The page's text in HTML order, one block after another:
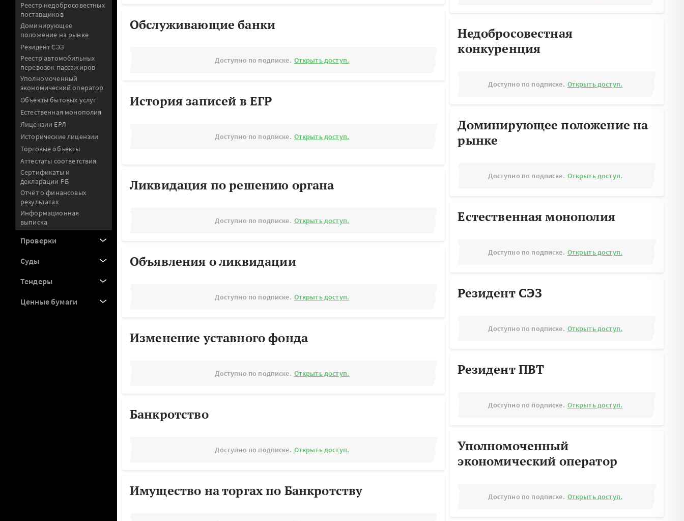
Реестр недобросовестных
поставщиков
Доминирующее
положение на рынке
Резидент СЭЗ
Реестр автомобильных
перевозок пассажиров
Уполномоченный
экономический оператор
Объекты бытовых услуг
Естественная монополия
Лицензии ЕРЛ
Исторические лицензии
Торговые объекты
Аттестаты соответствия
Сертификаты и
декларации РБ
Отчёт о финансовых
результатах
Информационная
выписка
Проверки
Суды
Тендеры
Ценные бумаги
Обслуживающие банки
Доступно по подписке. Открыть доступ.
История записей в ЕГР
Доступно по подписке. Открыть доступ.
Ликвидация по решению органа
Доступно по подписке. Открыть доступ.
Объявления о ликвидации
Доступно по подписке. Открыть доступ.
Изменение уставного фонда
Доступно по подписке. Открыть доступ.
Банкротство
Доступно по подписке. Открыть доступ.
Имущество на торгах по Банкротству
Недобросовестная
конкуренция
Доступно по подписке. Открыть доступ.
Доминирующее положение на
рынке
Доступно по подписке. Открыть доступ.
Естественная монополия
Доступно по подписке. Открыть доступ.
Резидент СЭЗ
Доступно по подписке. Открыть доступ.
Резидент ПВТ
Доступно по подписке. Открыть доступ.
Уполномоченный
экономический оператор
Доступно по подписке. Открыть доступ.